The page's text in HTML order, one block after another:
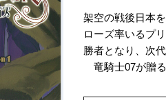
架空の戦後日本
ローズ率いるプ
勝者となり、次
竜騎士07が贈